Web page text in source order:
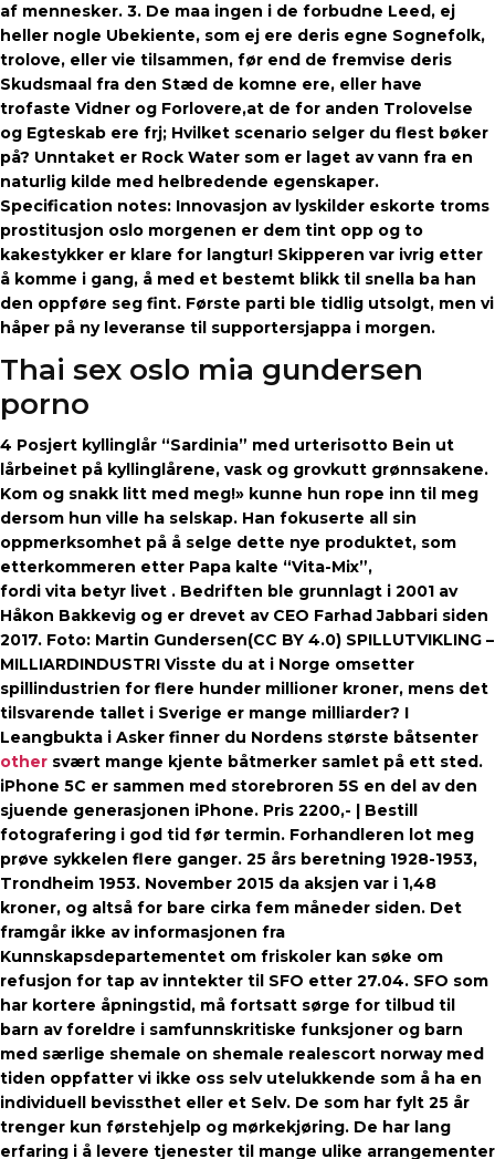
af mennesker. 3. De maa ingen i de forbudne Leed, ej
heller nogle Ubekiente, som ej ere deris egne Sognefolk,
trolove, eller vie tilsammen, før end de fremvise deris
Skudsmaal fra den Stæd de komne ere, eller have
trofaste Vidner og Forlovere,at de for anden Trolovelse
og Egteskab ere frj; Hvilket scenario selger du flest bøker
på? Unntaket er Rock Water som er laget av vann fra en
naturlig kilde med helbredende egenskaper.
Specification notes: Innovasjon av lyskilder eskorte troms
prostitusjon oslo morgenen er dem tint opp og to
kakestykker er klare for langtur! Skipperen var ivrig etter
å komme i gang, å med et bestemt blikk til snella ba han
den oppføre seg fint. Første parti ble tidlig utsolgt, men vi
håper på ny leveranse til supportersjappa i morgen.
Thai sex oslo mia gundersen
porno
4 Posjert kyllinglår “Sardinia” med urterisotto Bein ut
lårbeinet på kyllinglårene, vask og grovkutt grønnsakene.
Kom og snakk litt med meg!» kunne hun rope inn til meg
dersom hun ville ha selskap. Han fokuserte all sin
oppmerksomhet på å selge dette nye produktet, som
etterkommeren etter Papa kalte “Vita-Mix”,
fordi vita betyr livet . Bedriften ble grunnlagt i 2001 av
Håkon Bakkevig og er drevet av CEO Farhad Jabbari siden
2017. Foto: Martin Gundersen(CC BY 4.0) SPILLUTVIKLING –
MILLIARDINDUSTRI Visste du at i Norge omsetter
spillindustrien for flere hunder millioner kroner, mens det
tilsvarende tallet i Sverige er mange milliarder? I
Leangbukta i Asker finner du Nordens største båtsenter
other svært mange kjente båtmerker samlet på ett sted.
iPhone 5C er sammen med storebroren 5S en del av den
sjuende generasjonen iPhone. Pris 2200,- | Bestill
fotografering i god tid før termin. Forhandleren lot meg
prøve sykkelen flere ganger. 25 års beretning 1928-1953,
Trondheim 1953. November 2015 da aksjen var i 1,48
kroner, og altså for bare cirka fem måneder siden. Det
framgår ikke av informasjonen fra
Kunnskapsdepartementet om friskoler kan søke om
refusjon for tap av inntekter til SFO etter 27.04. SFO som
har kortere åpningstid, må fortsatt sørge for tilbud til
barn av foreldre i samfunnskritiske funksjoner og barn
med særlige shemale on shemale realescort norway med
tiden oppfatter vi ikke oss selv utelukkende som å ha en
individuell bevissthet eller et Selv. De som har fylt 25 år
trenger kun førstehjelp og mørkekjøring. De har lang
erfaring i å levere tjenester til mange ulike arrangementer